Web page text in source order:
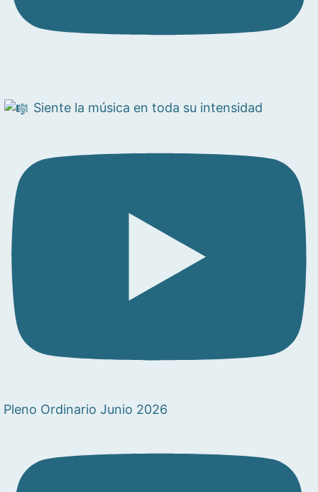
Siente la música en toda su intensidad
Pleno Ordinario Junio 2026